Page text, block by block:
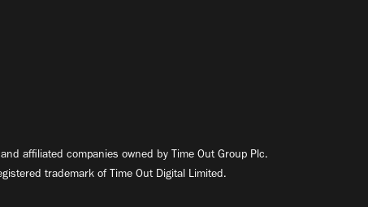
affiliated companies owned by Time Out Group Plc.
trademark of Time Out Digital Limited.